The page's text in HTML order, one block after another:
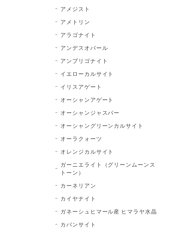
アメジスト
アメトリン
アラゴナイト
アンデスオパール
アンブリゴナイト
イエローカルサイト
イリスアゲート
オーシャンアゲート
オーシャンジャスパー
オーシャングリーンカルサイト
オーラクォーツ
オレンジカルサイト
ガーニエライト（グリーンムーンス
トーン）
カーネリアン
カイヤナイト
ガネーシュヒマール産 ヒマラヤ水晶
カバンサイト